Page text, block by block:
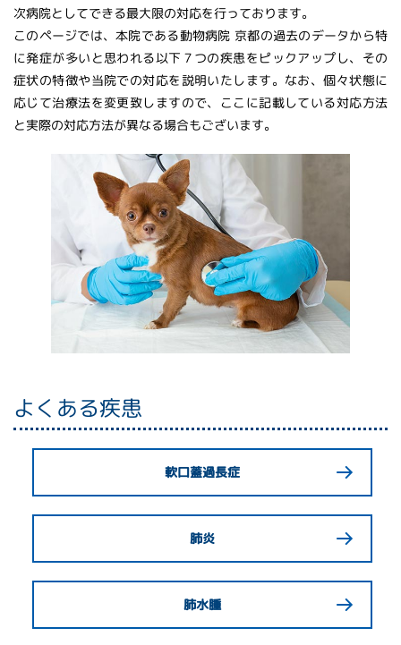
次病院としてできる最大限の対応を行っております。
このページでは、本院である動物病院 京都の過去のデータから特
に発症が多いと思われる以下７つの疾患をピックアップし、その
症状の特徴や当院での対応を説明いたします。なお、個々状態に
応じて治療法を変更致しますので、ここに記載している対応方法
と実際の対応方法が異なる場合もございます。
よくある疾患
軟口蓋過長症
肺炎
肺水腫